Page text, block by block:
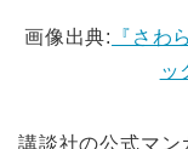
画像出典:
『さわ
ッ
講談社の公式マン